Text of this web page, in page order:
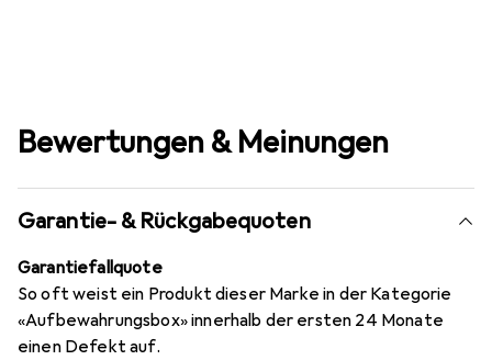
Bewertungen & Meinungen
Garantie- & Rückgabequoten
Garantiefallquote
So oft weist ein Produkt dieser Marke in der Kategorie
«Aufbewahrungsbox» innerhalb der ersten 24 Monate
einen Defekt auf.